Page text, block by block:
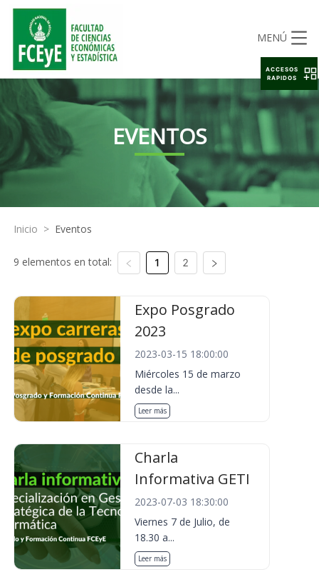
MENÚ
EVENTOS
Inicio > Eventos
9 elementos en total: 1 2
Expo Posgrado
2023
2023-03-15 18:00:00
Miércoles 15 de marzo
desde la...
Leer más
Charla
Informativa GETI
2023-07-03 18:30:00
Viernes 7 de Julio, de
18.30 a...
Leer más
ACCESOS
RAPIDOS